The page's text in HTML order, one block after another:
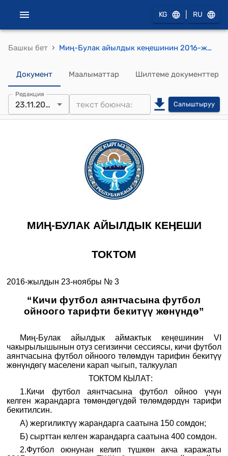
KG RU
Башкы бет › Миң-Булак айылдык кеңешинин 2016-жылдын 23-ноябрындагы № 3 “Кичи футбол аянтчасына футбол ойноого тарифти бекитүү жөнүндө” токтому
Документ Маалыматтар Шилтеме документтер
Редакция
23.11.2016 Салыштыруу